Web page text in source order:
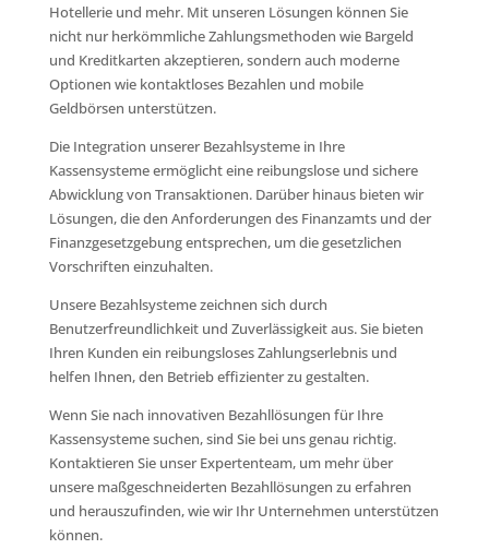
Hotellerie und mehr. Mit unseren Lösungen können Sie
nicht nur herkömmliche Zahlungsmethoden wie Bargeld
und Kreditkarten akzeptieren, sondern auch moderne
Optionen wie kontaktloses Bezahlen und mobile
Geldbörsen unterstützen.
Die Integration unserer Bezahlsysteme in Ihre
Kassensysteme ermöglicht eine reibungslose und sichere
Abwicklung von Transaktionen. Darüber hinaus bieten wir
Lösungen, die den Anforderungen des Finanzamts und der
Finanzgesetzgebung entsprechen, um die gesetzlichen
Vorschriften einzuhalten.
Unsere Bezahlsysteme zeichnen sich durch
Benutzerfreundlichkeit und Zuverlässigkeit aus. Sie bieten
Ihren Kunden ein reibungsloses Zahlungserlebnis und
helfen Ihnen, den Betrieb effizienter zu gestalten.
Wenn Sie nach innovativen Bezahllösungen für Ihre
Kassensysteme suchen, sind Sie bei uns genau richtig.
Kontaktieren Sie unser Expertenteam, um mehr über
unsere maßgeschneiderten Bezahllösungen zu erfahren
und herauszufinden, wie wir Ihr Unternehmen unterstützen
können.